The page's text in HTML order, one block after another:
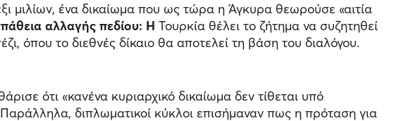
μιλίων, ένα δικαίωμα που ως τώρα η Άγκυρα θεωρούσε «αιτία
αλλαγής πεδίου: Η Τουρκία θέλει το ζήτημα να συζητηθεί
όπου το διεθνές δίκαιο θα αποτελεί τη βάση του διαλόγου.
ότι «κανένα κυριαρχικό δικαίωμα δεν τίθεται υπό
διπλωματικοί κύκλοι επισήμαναν πως η πρόταση για